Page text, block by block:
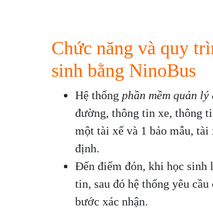
Chức năng và quy
sinh bằng NinoBus
Hệ thống phần mềm quản
đường, thông tin xe, thông
một tài xế và 1 bảo mẫu,
định.
Đến điểm đón, khi học sinh
tin, sau đó hệ thống yêu
bước xác nhận.